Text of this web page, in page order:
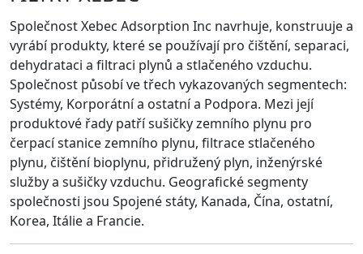
Společnost Xebec Adsorption Inc navrhuje, konstruuje a
vyrábí produkty, které se používají pro čištění, separaci,
dehydrataci a filtraci plynů a stlačeného vzduchu.
Společnost působí ve třech vykazovaných segmentech:
Systémy, Korporátní a ostatní a Podpora. Mezi její
produktové řady patří sušičky zemního plynu pro
čerpací stanice zemního plynu, filtrace stlačeného
plynu, čištění bioplynu, přidružený plyn, inženýrské
služby a sušičky vzduchu. Geografické segmenty
společnosti jsou Spojené státy, Kanada, Čína, ostatní,
Korea, Itálie a Francie.